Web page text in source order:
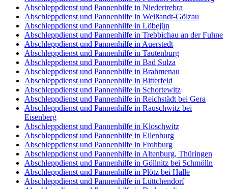
Abschleppdienst und Pannenhilfe in Niedertrebra
Abschleppdienst und Pannenhilfe in Weißandt-Gölzau
Abschleppdienst und Pannenhilfe in Löbejün
Abschleppdienst und Pannenhilfe in Trebbichau an der Fuhne
Abschleppdienst und Pannenhilfe in Auerstedt
Abschleppdienst und Pannenhilfe in Tautenburg
Abschleppdienst und Pannenhilfe in Bad Sulza
Abschleppdienst und Pannenhilfe in Brahmenau
Abschleppdienst und Pannenhilfe in Bitterfeld
Abschleppdienst und Pannenhilfe in Schortewitz
Abschleppdienst und Pannenhilfe in Reichstädt bei Gera
Abschleppdienst und Pannenhilfe in Rauschwitz bei
Eisenberg
Abschleppdienst und Pannenhilfe in Kloschwitz
Abschleppdienst und Pannenhilfe in Eilenburg
Abschleppdienst und Pannenhilfe in Frohburg
Abschleppdienst und Pannenhilfe in Altenburg, Thüringen
Abschleppdienst und Pannenhilfe in Göllnitz bei Schmölln
Abschleppdienst und Pannenhilfe in Plötz bei Halle
Abschleppdienst und Pannenhilfe in Lüttchendorf